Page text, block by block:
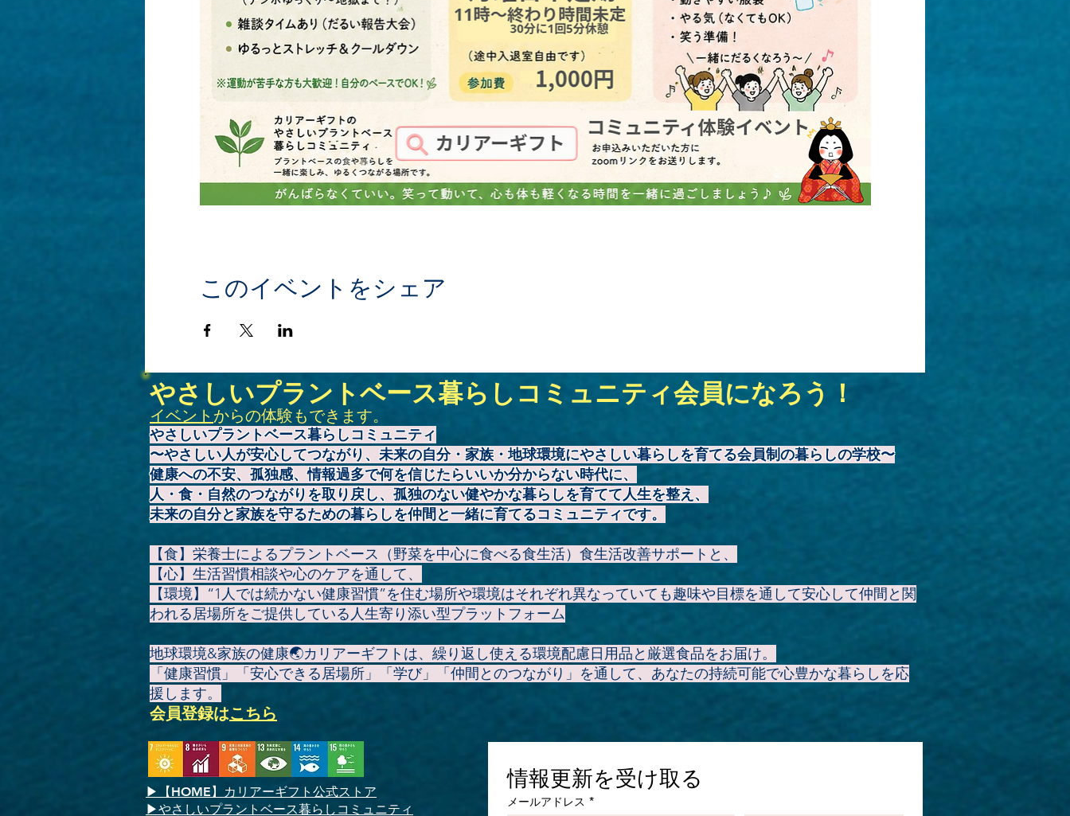
このイベントをシェア
やさしいプラントベース暮らしコミュニティ会員になろう！
イベント からの体験もできます。
やさしいプラントベース暮らしコミュニティ
〜やさしい人が安心してつながり、未来の自分・家族・地球環境にやさしい暮らしを育てる会員制の暮らしの学校〜
健康への不安、孤独感、情報過多で何を信じたらいいか分からない時代に、
人・食・自然のつながりを取り戻し、孤独のない健やかな暮らしを育てて人生を整え、
未来の自分と家族を守るための暮らしを仲間と一緒に育てるコミュニティです。
【食】栄養士によるプラントベース（野菜を中心に食べる食生活）食生活改善サポートと、
【心】生活習慣相談や心のケアを通して、
【環境】“1人では続かない健康習慣”を住む場所や環境はそれぞれ異なっていても趣味や目標を通して安心して仲間と関
われる居場所をご提供している人生寄り添い型プラットフォーム
地球環境&家族の健康🌏️カリアーギフトは、繰り返し使える環境配慮日用品と厳選食品をお届け。
「健康習慣」「安心できる居場所」「学び」「仲間とのつながり」を通して、あなたの持続可能で心豊かな暮らしを応
援します。
会員登録はこちら
▶ 【HOME】
カリアーギフト公式ストア
▶やさしいプラントベース暮らしコミュニティ
情報更新を受け取る
メールアドレス *